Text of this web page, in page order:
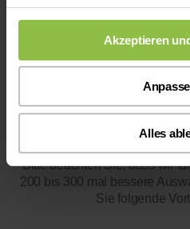
Akzeptieren
Alles
Online-
Bitte beachten Sie, dass wir
200 bis 300 mal bessere
Sie folgende